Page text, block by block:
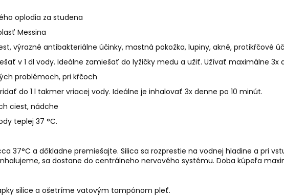
oplodia za studena
Messina
výrazné antibakteriálne účinky, mastná pokožka, lupiny, akné, protikŕčové
v 1 dl vody. Ideálne zamiešať do lyžičky medu a užiť. Užívať maximálne 3x
problémoch, pri kŕčoch
do 1 l takmer vriacej vody. Ideálne je inhalovať 3x denne po 10 minút.
ciest, nádche
teplej 37 °C.
37°C a dôkladne premiešajte. Silica sa rozprestie na vodnej hladine a pri
sa dostane do centrálneho nervového systému. Doba kúpeľa
silice a ošetríme vatovým tampónom pleť.